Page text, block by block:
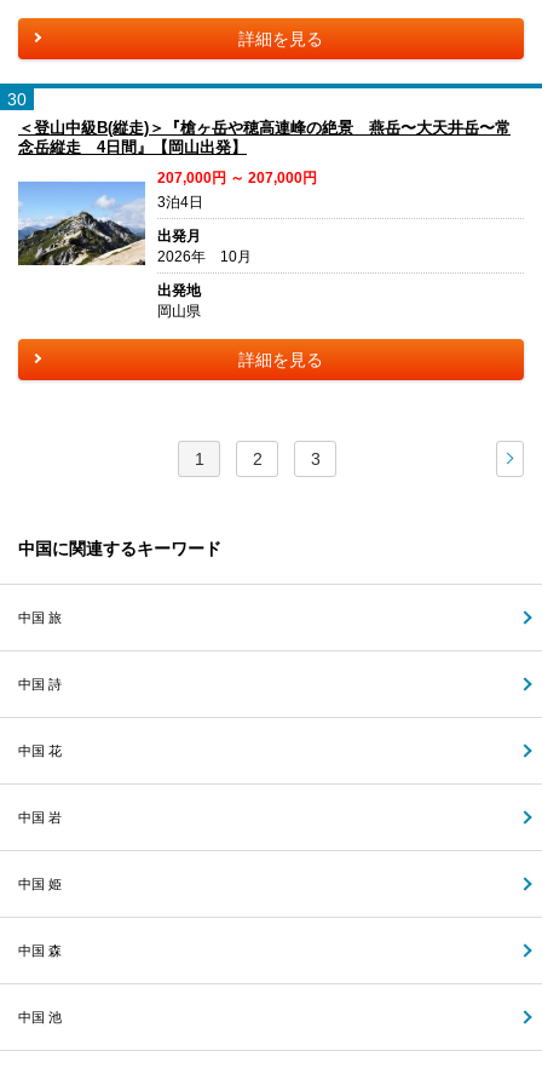
詳細を見る
30
＜登山中級B(縦走)＞『槍ヶ岳や穂高連峰の絶景 燕岳〜大天井岳〜常
念岳縦走 4日間』【岡山出発】
207,000円 ～ 207,000円
3泊4日
出発月
2026年 10月
出発地
岡山県
詳細を見る
1 2 3
中国に関連するキーワード
中国 旅
中国 詩
中国 花
中国 岩
中国 姫
中国 森
中国 池